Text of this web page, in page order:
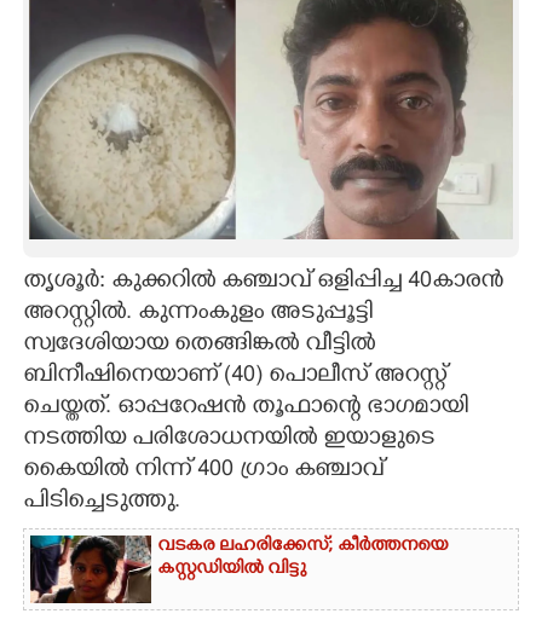
INFO+
ART
ASTRO
CARTOONS
LITERATURE
ZOOM
തൃശൂർ: കുക്കറിൽ കഞ്ചാവ് ഒളിപ്പിച്ച 40കാരൻ
അറസ്റ്റിൽ. കുന്നംകുളം അടുപ്പൂട്ടി
സ്വദേശിയായ തെങ്ങിങ്കൽ വീട്ടിൽ
ബിനീഷിനെയാണ് (40) പൊലീസ് അറസ്റ്റ്
ചെയ്തത്. ഓപ്പറേഷൻ തൂഫാന്റെ ഭാഗമായി
നടത്തിയ പരിശോധനയിൽ ഇയാളുടെ
കെെയിൽ നിന്ന് 400 ഗ്രാം കഞ്ചാവ്
പിടിച്ചെടുത്തു.
വടകര ലഹരിക്കേസ്; കീർത്തനയെ
കസ്റ്റഡിയിൽ വിട്ടു